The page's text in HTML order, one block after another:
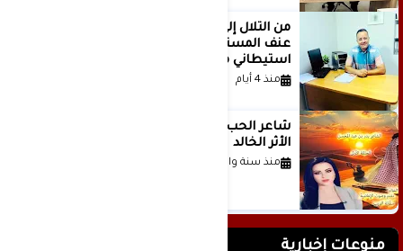
من التلال إلى السيطرة.. كيف تحول
عنف المستوطنين إلى مشروع
استيطاني منظم؟
منذ 4 أيام
الأثر الخالد
منذ سنة واحدة
منوعات إخبارية